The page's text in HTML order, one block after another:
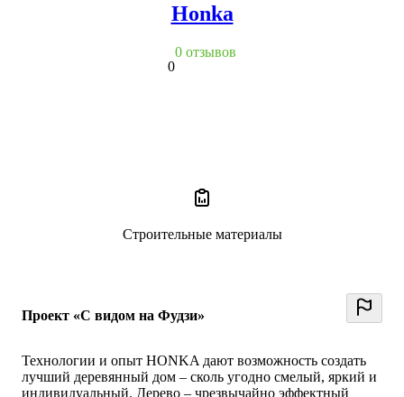
Проект «С видом на Фудзи»
Технологии и опыт HONKA дают возможность создать
лучший деревянный дом – сколь угодно смелый, яркий и
индивидуальный. Дерево – чрезвычайно эффектный
Honka
0
0 отзывов
Строительные материалы